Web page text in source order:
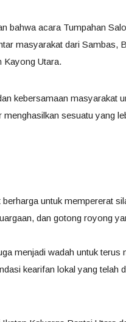
bahwa acara Tumpahan
masyarakat dari Sambas,
Kayong Utara.
kebersamaan masyarakat
sesuatu yang
untuk mempererat
dan gotong royong
menjadi wadah untuk terus
kearifan lokal yang telah